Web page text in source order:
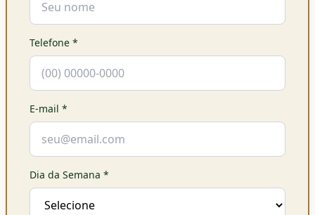
Telefone *
E-mail *
Dia da Semana *